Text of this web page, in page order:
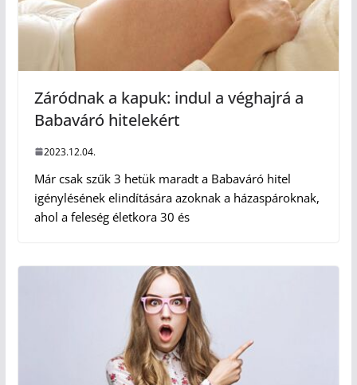
Záródnak a kapuk: indul a véghajrá a
Babaváró hitelekért
2023.12.04.
Már csak szűk 3 hetük maradt a Babaváró hitel
igénylésének elindítására azoknak a házaspároknak,
ahol a feleség életkora 30 és